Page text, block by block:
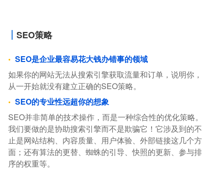
SEO策略
SEO是企业最容易花大钱办错事的领域
如果你的网站无法从搜索引擎获取流量和订单，说明你，
从一开始就没有建立正确的SEO策略。
SEO的专业性远超你的想象
SEO并非简单的技术操作，而是一种综合性的优化策略。
我们要做的是协助搜索引擎而不是欺骗它！它涉及到的不
止是网站结构、内容质量、用户体验、外部链接这几个方
面；还有算法的更替、蜘蛛的引导、快照的更新、参与排
序的权重等。